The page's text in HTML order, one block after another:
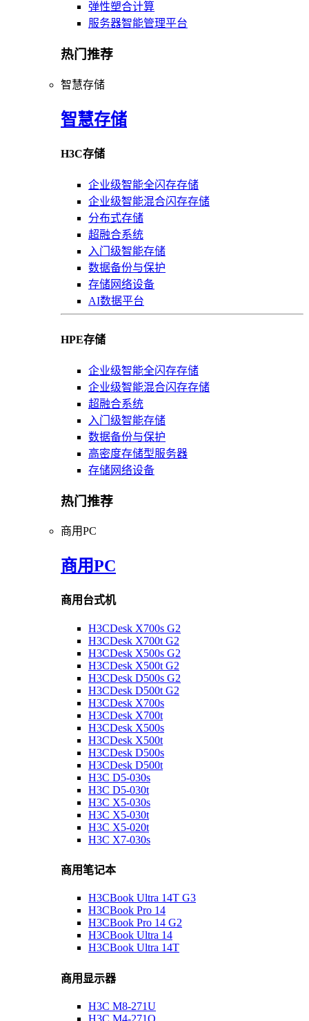
弹性塑合计算
服务器智能管理平台
热门推荐
智慧存储
智慧存储
H3C存储
企业级智能全闪存存储
企业级智能混合闪存存储
分布式存储
超融合系统
入门级智能存储
数据备份与保护
存储网络设备
AI数据平台
HPE存储
企业级智能全闪存存储
企业级智能混合闪存存储
超融合系统
入门级智能存储
数据备份与保护
高密度存储型服务器
存储网络设备
热门推荐
商用PC
商用PC
商用台式机
H3CDesk X700s G2
H3CDesk X700t G2
H3CDesk X500s G2
H3CDesk X500t G2
H3CDesk D500s G2
H3CDesk D500t G2
H3CDesk X700s
H3CDesk X700t
H3CDesk X500s
H3CDesk X500t
H3CDesk D500s
H3CDesk D500t
H3C D5-030s
H3C D5-030t
H3C X5-030s
H3C X5-030t
H3C X5-020t
H3C X7-030s
商用笔记本
H3CBook Ultra 14T G3
H3CBook Pro 14
H3CBook Pro 14 G2
H3CBook Ultra 14
H3CBook Ultra 14T
商用显示器
H3C M8-271U
H3C M4-271Q